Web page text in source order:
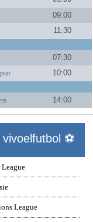
09:00
11:30
07:30
10:00
14:00
⚽
League
League